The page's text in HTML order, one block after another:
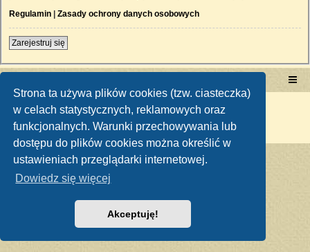
Strona ta używa plików cookies (tzw. ciasteczka)
w celach statystycznych, reklamowych oraz
funkcjonalnych. Warunki przechowywania lub
dostępu do plików cookies można określić w
ustawieniach przeglądarki internetowej.
Dowiedz się więcej
Akceptuję!
Regulamin | Zasady ochrony danych osobowych
Zarejestruj się
Technologię dostarcza phpBB ® Forum Software © phpBB Limited
Polski pakiet językowy dostarcza
Zasady ochrony danych osobowych|Regulamin